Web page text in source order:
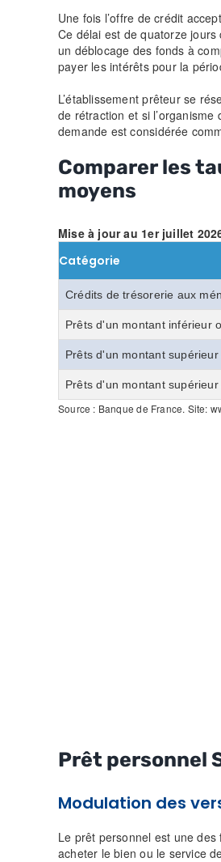
Une fois l’offre de crédit
Ce délai est de quatorze
un déblocage des fonds à
payer les intérêts pour la
L’établissement prêteur se
de rétraction et si
demande est considérée
Comparer les
moyens
Mise à jour au 1er juillet
Catégorie
Crédits de trésorerie aux
Prêts d'un montant inférieur
Prêts d'un montant
Prêts d'un montant
Source : Banque de France. Site:
Prêt personnel
Modulation des
Le prêt personnel est une
acheter le bien ou le service